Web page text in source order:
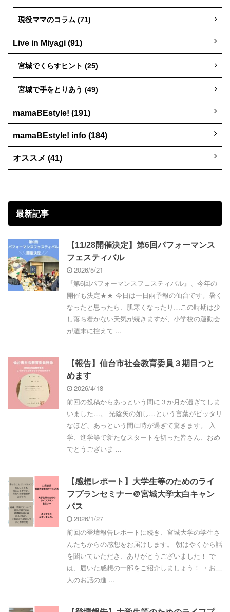
現役ママのコラム (71)
Live in Miyagi (91)
宮城でくらすヒント (25)
宮城で手をとりあう (49)
mamaBEstyle! (191)
mamaBEstyle! info (184)
オススメ (41)
最新記事
【11/28開催決定】第6回パフォーマンス
フェスティバル
2026/5/21
『第6回パフォーマンスフェスティバル』、今年の
開催も決定★★ 今日は一日雨予報の仙台です。暑く
なったと思ったら、肌寒くなったり…この時期は少
し落ち着かない天気が続きますが、小学校の運動会
が週末に控えて ...
【報告】仙台市社会教育委員３期目つと
めます
2026/4/18
前回の投稿からあっという間に３か月が過ぎてしま
いました…。 光陰矢の如し…という言葉がピッタリ
なほど、あっという間に時が過ぎて驚きます。 入
学、進学等で新たなスタートを切った皆さん、おめ
でとうございま ...
【感想レポート】大学生等のためのライ
フプランセミナー＠宮城大学太白キャン
パス
2026/1/27
前回の登壇報告レポートに続き、宮城大学の学生さ
んたちからの感想をお届けします。 朝はやくから話
を聞いていただき、ありがとうございました！ で
は、届いた感想の一部をご紹介しましょう！ ・お二
人のお話の進 ...